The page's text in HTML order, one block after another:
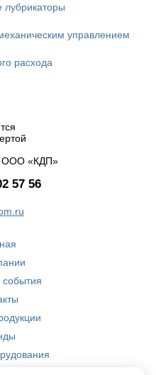
управлением
расхода
ООО «КДП»
57 56
события